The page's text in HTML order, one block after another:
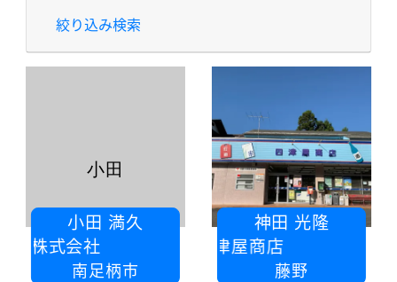
絞り込み検索
小田 満久
株式会社
南足柄市
小田
神田 光隆
株式会社四津屋商店
藤野